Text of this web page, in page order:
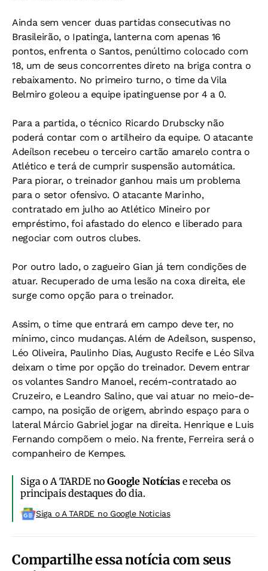
Ainda sem vencer duas partidas consecutivas no
Brasileirão, o Ipatinga, lanterna com apenas 16
pontos, enfrenta o Santos, penúltimo colocado com
18, um de seus concorrentes direto na briga contra o
rebaixamento. No primeiro turno, o time da Vila
Belmiro goleou a equipe ipatinguense por 4 a 0.
Para a partida, o técnico Ricardo Drubscky não
poderá contar com o artilheiro da equipe. O atacante
Adeílson recebeu o terceiro cartão amarelo contra o
Atlético e terá de cumprir suspensão automática.
Para piorar, o treinador ganhou mais um problema
para o setor ofensivo. O atacante Marinho,
contratado em julho ao Atlético Mineiro por
empréstimo, foi afastado do elenco e liberado para
negociar com outros clubes.
Por outro lado, o zagueiro Gian já tem condições de
atuar. Recuperado de uma lesão na coxa direita, ele
surge como opção para o treinador.
Assim, o time que entrará em campo deve ter, no
mínimo, cinco mudanças. Além de Adeílson, suspenso,
Léo Oliveira, Paulinho Dias, Augusto Recife e Léo Silva
deixam o time por opção do treinador. Devem entrar
os volantes Sandro Manoel, recém-contratado ao
Cruzeiro, e Leandro Salino, que vai atuar no meio-de-
campo, na posição de origem, abrindo espaço para o
lateral Márcio Gabriel jogar na direita. Henrique e Luis
Fernando compõem o meio. Na frente, Ferreira será o
companheiro de Kempes.
Siga o A TARDE noGoogle Notíciase receba os
principais destaques do dia.
Siga o A TARDE no Google Noticias
Compartilhe essa notícia com seus